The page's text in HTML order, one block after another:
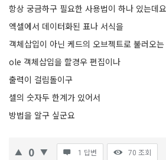
항상 궁금하구 필요한 사용법이 하나 있는데요
엑셀에서 데이터화된 표나 서식을
객체삽입이 아닌 케드의 오브젝트로 불러오
ole 객체삽입을 할경우 편집이나
출력이 걸림돌이구
셀의 숫자두 한계가 있어서
방법을 알구 싶군요
0 1 답변 70 조회